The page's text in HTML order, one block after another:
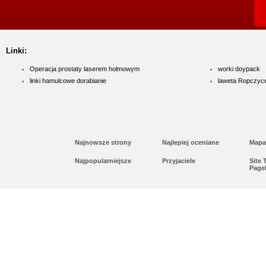
Linki:
Operacja prostaty laserem holmowym
linki hamulcowe dorabianie
worki doypack
laweta
Najnowsze strony Najlepiej oceniane
Najpopularniejsze Przyjaciele
Site